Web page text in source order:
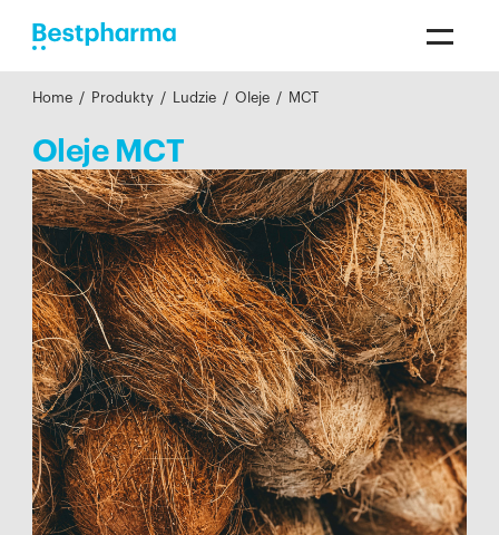
Home / Produkty / Ludzie / Oleje / MCT
Oleje MCT